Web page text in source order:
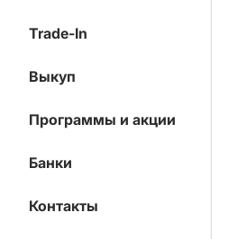
Trade-In
Выкуп
Программы и акции
Банки
Контакты